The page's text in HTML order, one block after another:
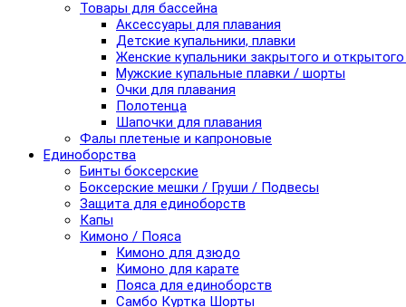
Товары для бассейна
Аксессуары для плавания
Детские купальники, плавки
Женские купальники закрытого и
Мужские купальные плавки / шорты
Очки для плавания
Полотенца
Шапочки для плавания
Фалы плетеные и капроновые
Единоборства
Бинты боксерские
Боксерские мешки / Груши / Подвесы
Защита для единоборств
Капы
Кимоно / Пояса
Кимоно для дзюдо
Кимоно для карате
Пояса для единоборств
Самбо Куртка Шорты